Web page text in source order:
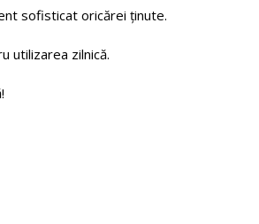
sofisticat oricărei ținute.
utilizarea zilnică.